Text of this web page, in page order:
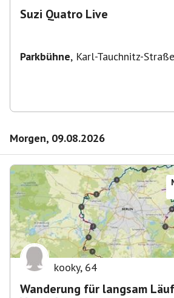
Suzi Quatro Live
Parkbühne, Karl-Tauchnitz-
Morgen, 09.08.2026
kooky, 64
Wanderung für langsam